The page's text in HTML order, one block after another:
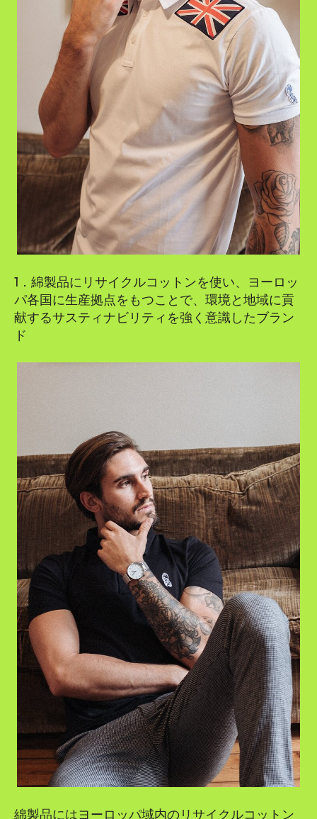
1．綿製品にリサイクルコットンを使い、ヨーロッ
パ各国に生産拠点をもつことで、環境と地域に貢
献するサスティナビリティを強く意識したブラン
ド
綿製品にはヨーロッパ域内のリサイクルコットン